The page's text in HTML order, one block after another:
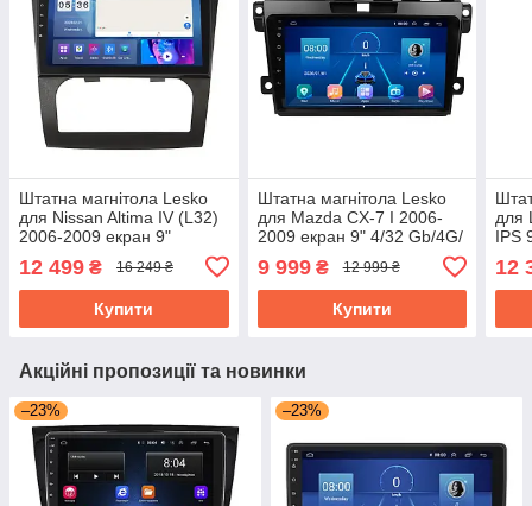
Штатна магнітола Lesko
для Nissan Altima IV (L32)
2006-2009 екран 9"
4/64Gb CarPlay 4G Wi-Fi
GPS Prime
12 499 ₴ 16 249 ₴
Купити
Штатна магнітола Lesko
для Mazda CX-7 I 2006-
2009 екран 9" 4/32 Gb/4G/
Android
9 999₴ 12 999 ₴
Купити
для
IPS
12
Акційні пропозиції та новинки
–23% –23%